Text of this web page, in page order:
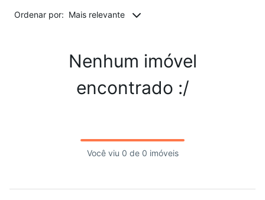
Ordenar por: Mais relevante
Nenhum imóvel
encontrado :/
Você viu 0 de 0 imóveis